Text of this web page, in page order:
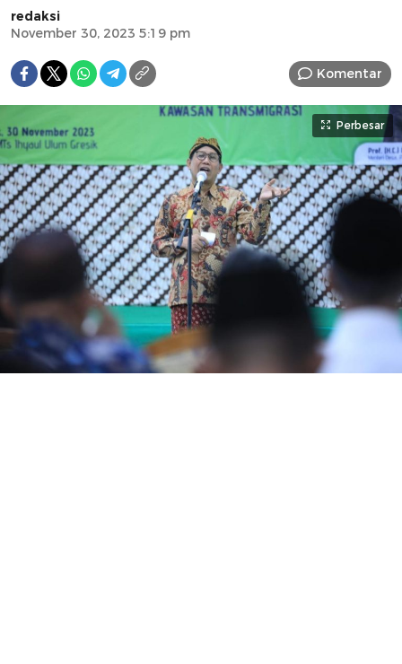
redaksi
November 30, 2023 5:19 pm
Komentar
Perbesar